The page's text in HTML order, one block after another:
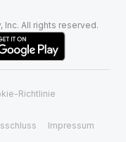
All rights reserved.
Richtlinie
Impressum